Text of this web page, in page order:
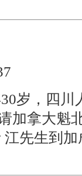
岁，四
加拿大魁
先生到